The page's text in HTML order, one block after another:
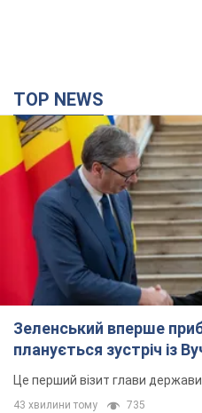
TOP NEWS
Зеленський вперше
планується зустріч із
Це перший візит глави
43 хвилини тому 735